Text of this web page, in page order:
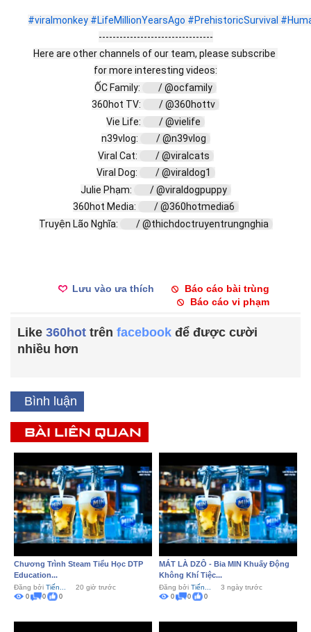
#viralmonkey #LifeMillionYearsAgo #PrehistoricSurvival
---------------------------------
Here are other channels of our team, please subscribe
for more interesting videos:
ỐC Family:
/ @ocfamily
360hot TV:
/ @360hottv
Vie Life:
/ @vielife
n39vlog:
/ @n39vlog
Viral Cat:
/ @viralcats
Viral Dog:
/ @viraldog1
Julie Phạm:
/ @viraldogpuppy
360hot Media:
/ @360hotmedia6
Truyện Lão Nghĩa:
/ @thichdoctruyentrungnghia
Lưu vào ưa thích
Báo cáo bài trùng
Báo cáo vi phạm
Like 360hot trên facebook để được cười
nhiều hơn
Bình luận
BÀI LIÊN QUAN
Chương Trình Steam Tiểu Học DTP
Education...
Đăng bởi Tiến... 20 giờ trước
0 0 0
MÁT LÀ DZÔ - Bia MIN Khuấy Động
Không Khí Tiệc...
Đăng bởi Tiến... 3 ngày trước
0 0 0